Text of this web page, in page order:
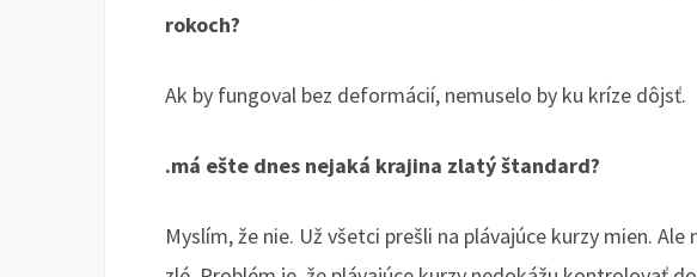
rokoch?
Ak by fungoval bez deformácií, nemuselo by ku kríze dôjsť.
.má ešte dnes nejaká krajina zlatý štandard?
Myslím, že nie. Už všetci prešli na plávajúce kurzy mien.